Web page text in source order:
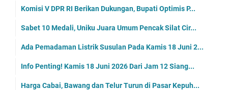
Komisi V DPR RI Berikan Dukungan, Bupati Optimis P...
Sabet 10 Medali, Uniku Juara Umum Pencak Silat Cir...
Ada Pemadaman Listrik Susulan Pada Kamis 18 Juni 2...
Info Penting! Kamis 18 Juni 2026 Dari Jam 12 Siang...
Harga Cabai, Bawang dan Telur Turun di Pasar Kepuh...